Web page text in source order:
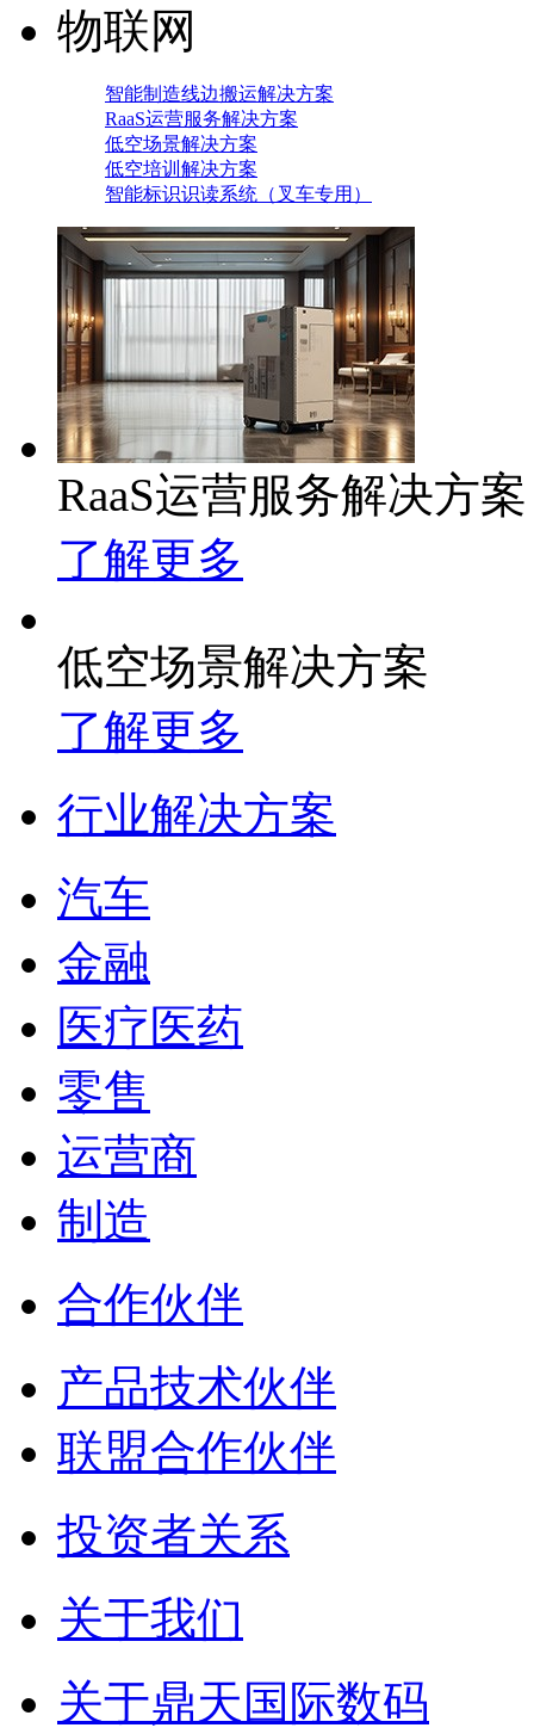
物联网
智能制造线边搬运解决方案
RaaS运营服务解决方案
低空场景解决方案
低空培训解决方案
智能标识识读系统（叉车专用）
RaaS运营服务解决方案
了解更多
低空场景解决方案
了解更多
行业解决方案
汽车
金融
医疗医药
零售
运营商
制造
合作伙伴
产品技术伙伴
联盟合作伙伴
投资者关系
关于我们
关于鼎天国际数码